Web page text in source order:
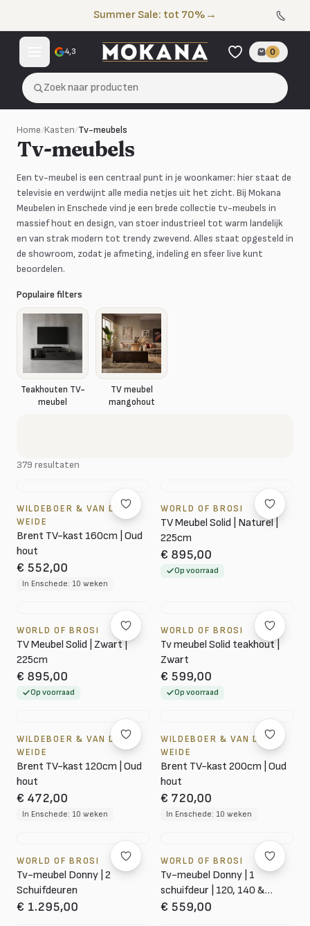
Summer Sale: tot 70% →
4,3 0
Zoek naar producten
Home/Kasten/Tv-meubels
Tv-meubels
Een tv-meubel is een centraal punt in je woonkamer: hier staat de
televisie en verdwijnt alle media netjes uit het zicht. Bij Mokana
Meubelen in Enschede vind je een brede collectie tv-meubels in
massief hout en design, van stoer industrieel tot warm landelijk
en van strak modern tot trendy zwevend. Alles staat opgesteld in
de showroom, zodat je afmeting, indeling en sfeer live kunt
beoordelen.
Populaire filters
Teakhouten TV-
meubel
TV meubel
mangohout
379 resultaten
WILDEBOER & VAN DER
WEIDE
Brent TV-kast 160cm | Oud
hout
€ 552,00
In Enschede: 10 weken
WORLD OF BROSI
TV Meubel Solid | Naturel |
225cm
€ 895,00
Op voorraad
WORLD OF BROSI
TV Meubel Solid | Zwart |
225cm
€ 895,00
Op voorraad
WORLD OF BROSI
Tv meubel Solid teakhout |
Zwart
€ 599,00
Op voorraad
WILDEBOER & VAN DER
WEIDE
Brent TV-kast 120cm | Oud
hout
€ 472,00
In Enschede: 10 weken
WILDEBOER & VAN DER
WEIDE
Brent TV-kast 200cm | Oud
hout
€ 720,00
In Enschede: 10 weken
WORLD OF BROSI
Tv-meubel Donny | 2
Schuifdeuren
€ 1.295,00
WORLD OF BROSI
Tv-meubel Donny | 1
schuifdeur | 120, 140 &
160cm
€ 559,00